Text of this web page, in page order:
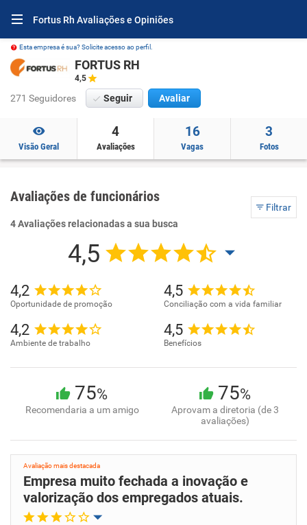
Fortus Rh Avaliações e Opiniões
Esta empresa é sua? Solicite acesso ao perfil.
FORTUS RH
4,5
271 Seguidores Seguir Avaliar
Visão Geral
4
Avaliações
16
Vagas
3
Fotos
Avaliações de funcionários
Filtrar
4 Avaliações relacionadas a sua busca
4,5
4,2
Oportunidade de promoção
4,5
Conciliação com a vida familiar
4,2
Ambiente de trabalho
4,5
Benefícios
75%
Recomendaria a um amigo
75%
Aprovam a diretoria (de 3
avaliações)
Avaliação mais destacada
Empresa muito fechada a inovação e
valorização dos empregados atuais.